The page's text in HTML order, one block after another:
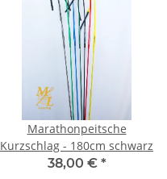
Marathonpeitsche
Kurzschlag - 180cm schwarz
38,00 € *